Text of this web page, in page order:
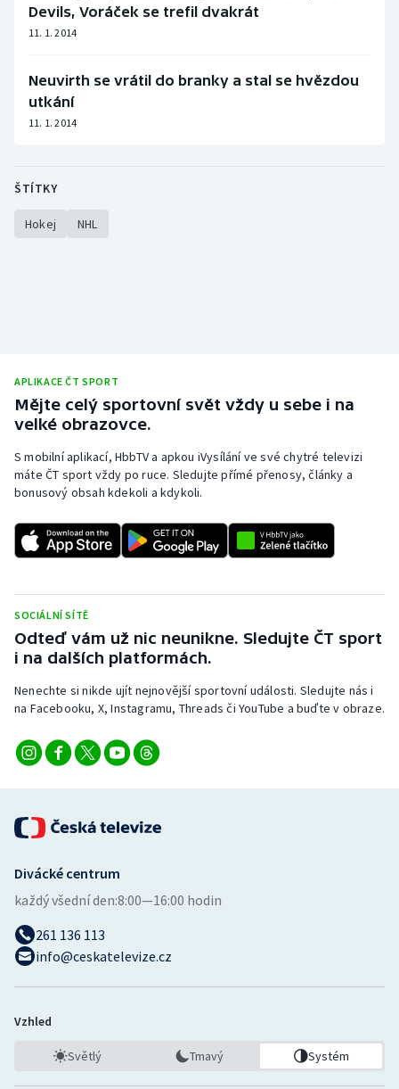
Devils, Voráček se trefil dvakrát
11. 1. 2014
Neuvirth se vrátil do branky a stal se hvězdou
utkání
11. 1. 2014
ŠTÍTKY
Hokej NHL
APLIKACE ČT SPORT
Mějte celý sportovní svět vždy u sebe i na
velké obrazovce.
S mobilní aplikací, HbbTV a apkou iVysílání ve své chytré televizi
máte ČT sport vždy po ruce. Sledujte přímé přenosy, články a
bonusový obsah kdekoli a kdykoli.
SOCIÁLNÍ SÍTĚ
Odteď vám už nic neunikne. Sledujte ČT sport
i na dalších platformách.
Nenechte si nikde ujít nejnovější sportovní události. Sledujte nás i
na Facebooku, X, Instagramu, Threads či YouTube a buďte v obraze.
Divácké centrum
každý všední den:8:00—16:00 hodin
261 136 113
info@ceskatelevize.cz
Vzhled
Světlý Tmavý Systém